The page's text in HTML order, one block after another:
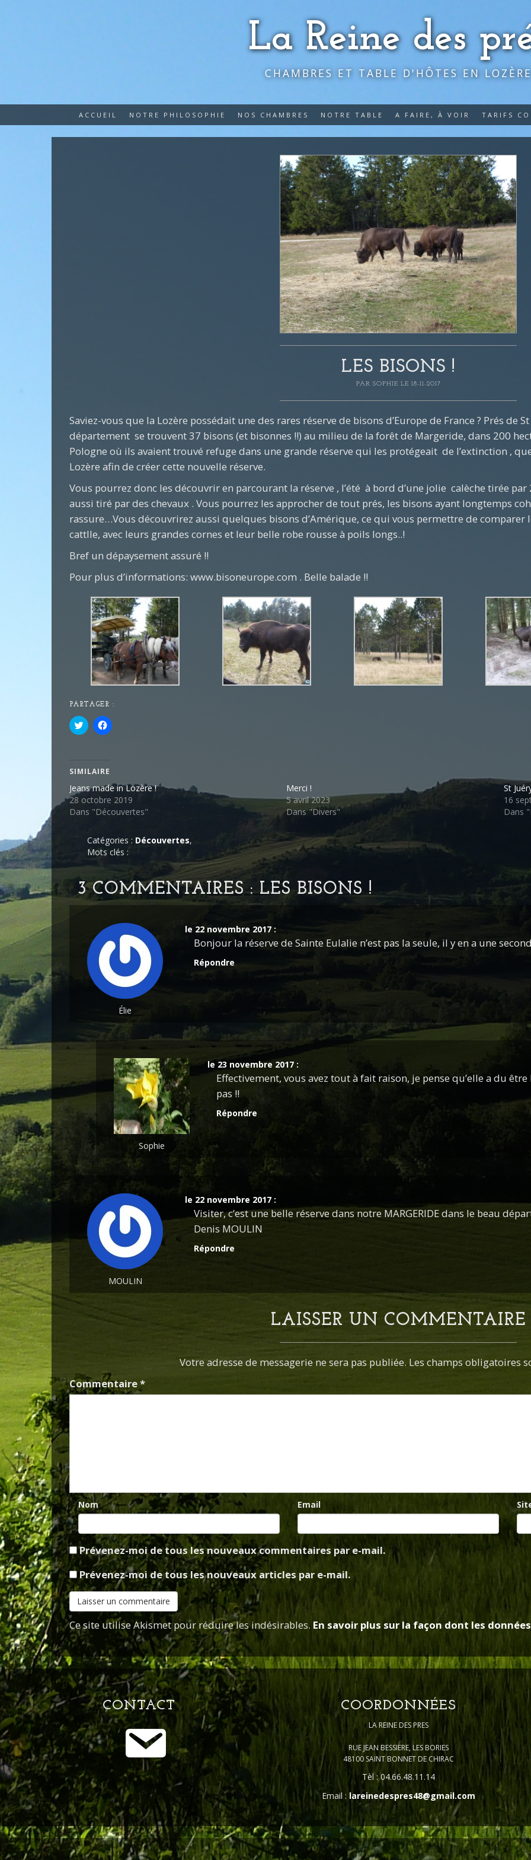
La Reine des
CHAMBRES ET TABLE D'HÔTES EN
ACCUEIL NOTRE PHILOSOPHIE NOS CHAMBRES NOTRE TABLE A FAIRE, À VOIR TARIFS
LES BISONS !
PAR SOPHIE LE 18-11-2017
Saviez-vous que la Lozère possédait une des rares réserve de bisons d’Europe de France ? Prés de
département se trouvent 37 bisons (et bisonnes !!) au milieu de la forêt de Margeride, dans 200
Pologne où ils avaient trouvé refuge dans une grande réserve qui les protégeait de l’extinction ,
Lozère afin de créer cette nouvelle réserve.
Vous pourrez donc les découvrir en parcourant la réserve , l’été à bord d’une jolie calèche tirée
aussi tiré par des chevaux . Vous pourrez les approcher de tout prés, les bisons ayant longtemps
rassure…Vous découvrirez aussi quelques bisons d’Amérique, ce qui vous permettre de comparer
cattlle, avec leurs grandes cornes et leur belle robe rousse à poils longs..!
Bref un dépaysement assuré !!
Pour plus d’informations: www.bisoneurope.com . Belle balade !!
PARTAGER :
Cliquez
pour
une
nouvelle
fenêtre)
Cliquez
pour
une
nouvelle
fenêtre)
SIMILAIRE
Jeans made in Lozère !
28 octobre 2019
Dans "Découvertes"
Merci !
5 avril 2023
Dans "Divers"
St
16
Dans
Catégories : Découvertes,
Mots clés :
3 COMMENTAIRES : LES BISONS !
Élie
le 22 novembre 2017 :
Bonjour la réserve de Sainte Eulalie n’est pas la seule, il y en a une
Répondre
Sophie
le 23 novembre 2017:
Effectivement, vous avez tout à fait raison, je pense qu’elle a du
pas !!
Répondre
MOULIN
le 22 novembre 2017 :
Visiter, c’est une belle réserve dans notre MARGERIDE dans le beau
Denis MOULIN
Répondre
LAISSER UN COMMENTAIRE
Votre adresse de messagerie ne sera pas publiée. Les champs obligatoires
Commentaire*
Nom Email
Prévenez-moi de tous les nouveaux commentaires par e-mail.
Prévenez-moi de tous les nouveaux articles par e-mail.
Ce site utilise Akismet pour réduire les indésirables.En savoir plus sur la façon dont les
CONTACT COORDONNÉES
LA REINE DES PRES
RUE JEAN BESSIERE, LES BORIES
48100 SAINT BONNET DE CHIRAC
Tèl : 04.66.48.11.14
Email : lareinedespres48@gmail.com